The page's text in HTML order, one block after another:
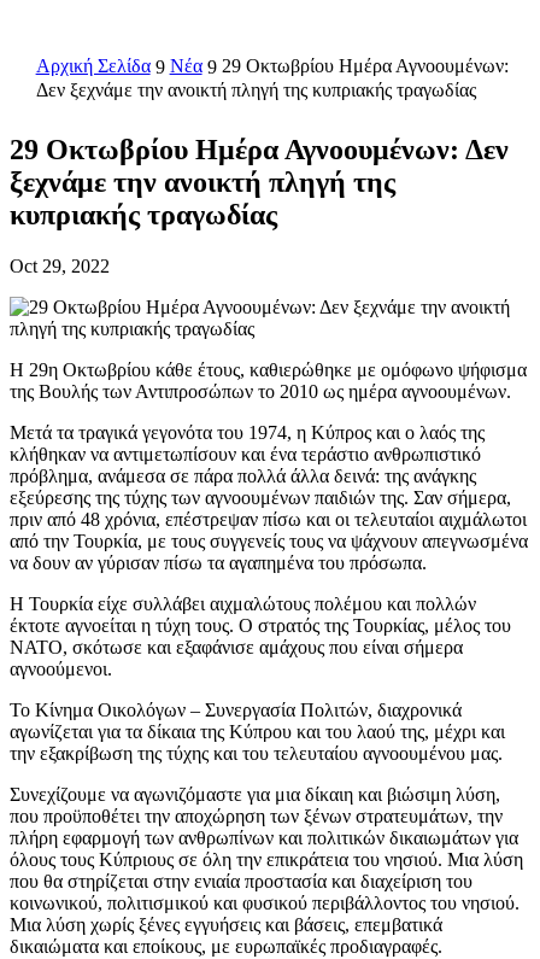
Αρχική Σελίδα 9 Νέα 9 29 Οκτωβρίου Ημέρα Αγνοουμένων:
Δεν ξεχνάμε την ανοικτή πληγή της κυπριακής τραγωδίας
29 Οκτωβρίου Ημέρα Αγνοουμένων: Δεν
ξεχνάμε την ανοικτή πληγή της
κυπριακής τραγωδίας
Oct 29, 2022
Η 29η Οκτωβρίου κάθε έτους, καθιερώθηκε με ομόφωνο ψήφισμα
της Βουλής των Αντιπροσώπων το 2010 ως ημέρα αγνοουμένων.
Μετά τα τραγικά γεγονότα του 1974, η Κύπρος και ο λαός της
κλήθηκαν να αντιμετωπίσουν και ένα τεράστιο ανθρωπιστικό
πρόβλημα, ανάμεσα σε πάρα πολλά άλλα δεινά: της ανάγκης
εξεύρεσης της τύχης των αγνοουμένων παιδιών της. Σαν σήμερα,
πριν από 48 χρόνια, επέστρεψαν πίσω και οι τελευταίοι αιχμάλωτοι
από την Τουρκία, με τους συγγενείς τους να ψάχνουν απεγνωσμένα
να δουν αν γύρισαν πίσω τα αγαπημένα του πρόσωπα.
Η Τουρκία είχε συλλάβει αιχμαλώτους πολέμου και πολλών
έκτοτε αγνοείται η τύχη τους. Ο στρατός της Τουρκίας, μέλος του
ΝΑΤΟ, σκότωσε και εξαφάνισε αμάχους που είναι σήμερα
αγνοούμενοι.
Το Κίνημα Οικολόγων – Συνεργασία Πολιτών, διαχρονικά
αγωνίζεται για τα δίκαια της Κύπρου και του λαού της, μέχρι και
την εξακρίβωση της τύχης και του τελευταίου αγνοουμένου μας.
Συνεχίζουμε να αγωνιζόμαστε για μια δίκαιη και βιώσιμη λύση,
που προϋποθέτει την αποχώρηση των ξένων στρατευμάτων, την
πλήρη εφαρμογή των ανθρωπίνων και πολιτικών δικαιωμάτων για
όλους τους Κύπριους σε όλη την επικράτεια του νησιού. Μια λύση
που θα στηρίζεται στην ενιαία προστασία και διαχείριση του
κοινωνικού, πολιτισμικού και φυσικού περιβάλλοντος του νησιού.
Μια λύση χωρίς ξένες εγγυήσεις και βάσεις, επεμβατικά
δικαιώματα και εποίκους, με ευρωπαϊκές προδιαγραφές.